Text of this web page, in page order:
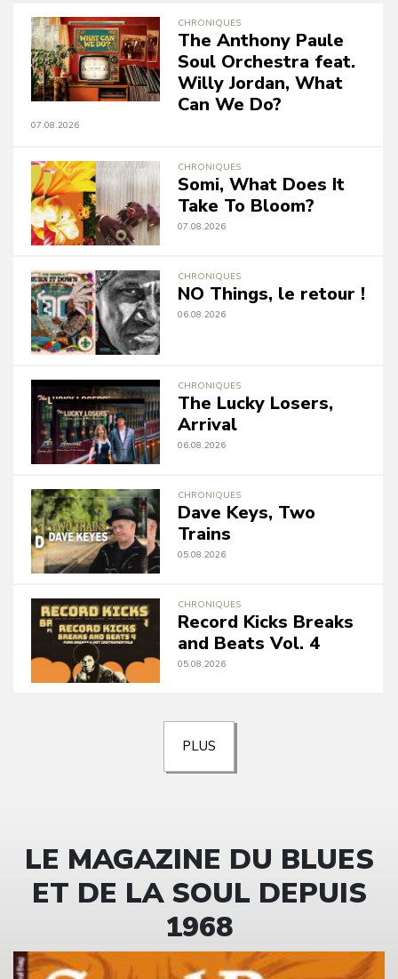
CHRONIQUES
The Anthony Paule
Soul Orchestra feat.
Willy Jordan, What
Can We Do?
07.08.2026
CHRONIQUES
Somi, What Does It
Take To Bloom?
07.08.2026
CHRONIQUES
NO Things, le retour !
06.08.2026
CHRONIQUES
The Lucky Losers,
Arrival
06.08.2026
CHRONIQUES
Dave Keys, Two
Trains
05.08.2026
CHRONIQUES
Record Kicks Breaks
and Beats Vol. 4
05.08.2026
PLUS
LE MAGAZINE DU BLUES
ET DE LA SOUL DEPUIS
1968